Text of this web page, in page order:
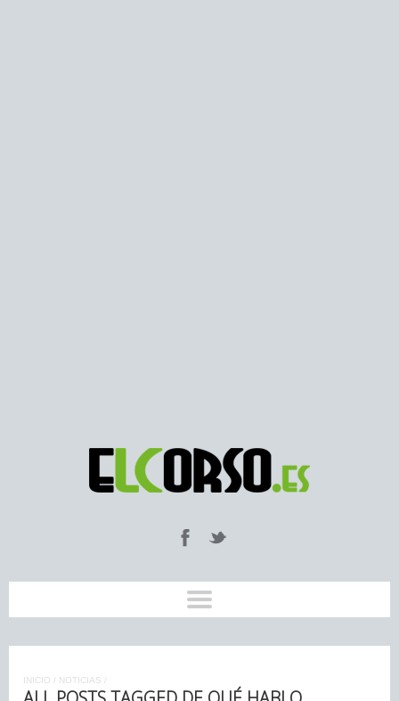
INICIO / NOTICIAS /